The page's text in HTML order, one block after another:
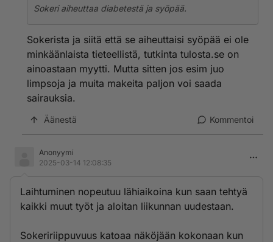
Sokeri aiheuttaa diabetestä ja syöpää.
Sokerista ja siitä että se aiheuttaisi syöpää ei ole
minkäänlaista tieteellistä, tutkinta tulosta.se on
ainoastaan myytti. Mutta sitten jos esim juo
limpsoja ja muita makeita paljon voi saada
sairauksia.
Äänestä Kommentoi
Anonyymi
2025-03-14 12:08:35
Laihtuminen nopeutuu lähiaikoina kun saan tehtyä
kaikki muut työt ja aloitan liikunnan uudestaan.
Sokeririippuvuus katoaa näköjään kokonaan kun